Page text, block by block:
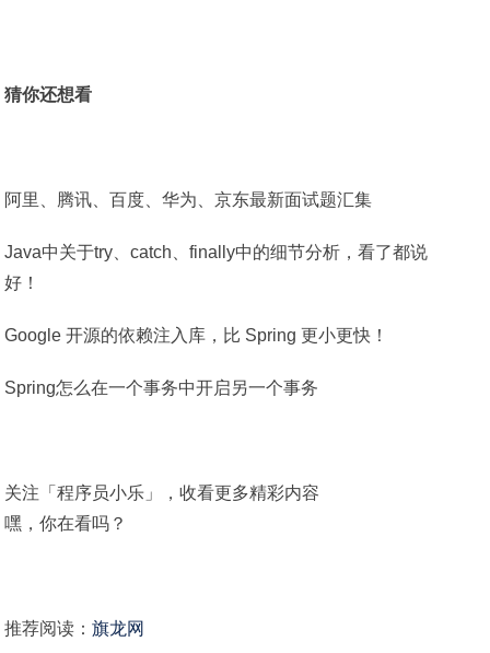
猜你还想看
阿里、腾讯、百度、华为、京东最新面试题汇集
Java中关于try、catch、finally中的细节分析，看了都说
好！
Google 开源的依赖注入库，比 Spring 更小更快！
Spring怎么在一个事务中开启另一个事务
关注「程序员小乐」，收看更多精彩内容
嘿，你在看吗？
推荐阅读：旗龙网